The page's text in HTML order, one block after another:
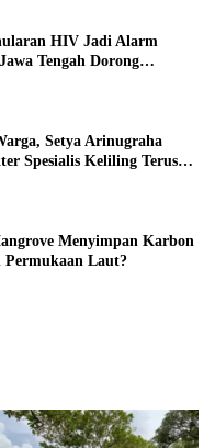
HIV Jadi Alarm
Tengah Dorong
Setya Arinugraha
Spesialis Keliling Terus
Menyimpan Karbon
Permukaan Laut?